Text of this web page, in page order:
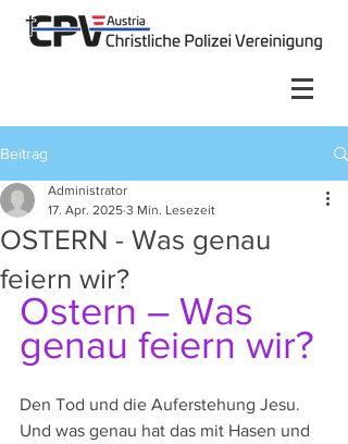
Beitrag
OSTERN - Was genau
feiern wir?
Administrator
17. Apr. 2025 3 Min. Lesezeit
Ostern – Was
genau feiern wir?
Den Tod und die Auferstehung Jesu.
Und was genau hat das mit Hasen und